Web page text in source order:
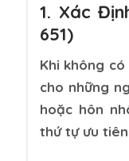
1. Xác
651)
Khi không
cho những
hoặc hôn
thứ tự ưu